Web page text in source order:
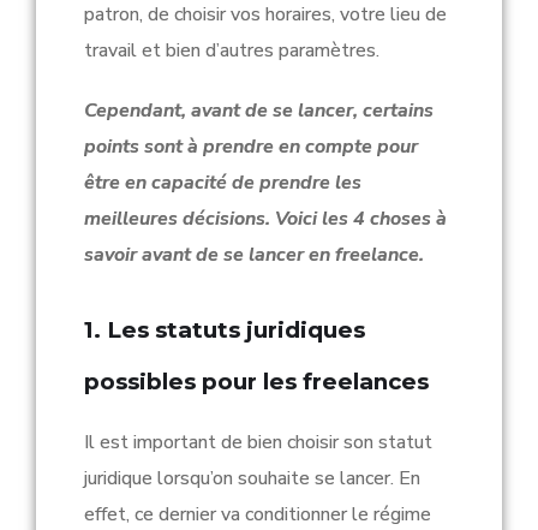
patron, de choisir vos horaires, votre lieu de
travail et bien d’autres paramètres.
Cependant, avant de se lancer, certains
points sont à prendre en compte pour
être en capacité de prendre les
meilleures décisions. Voici les 4 choses à
savoir avant de se lancer en freelance.
1. Les statuts juridiques
possibles pour les freelances
Il est important de bien choisir son statut
juridique lorsqu’on souhaite se lancer. En
effet, ce dernier va conditionner le régime